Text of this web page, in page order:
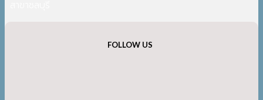
FOLLOW US